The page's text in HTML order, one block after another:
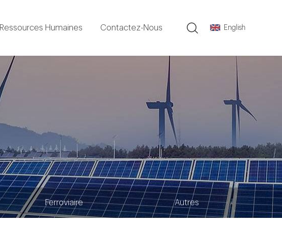
Ressources Humaines Contactez-Nous English
Ferroviaire Autres